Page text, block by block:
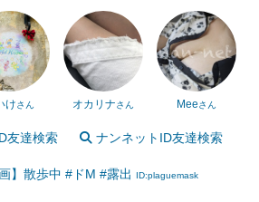
けさん オカリナさん Meeさん
友達検索 ナンネットID友達検索
】散歩中 #ドM #露出 ID:plaguemask